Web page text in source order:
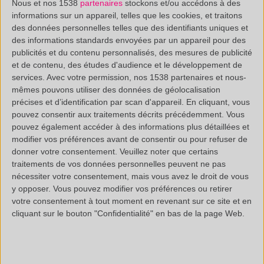
Nous et nos 1538 partenaires stockons et/ou accédons à des
informations sur un appareil, telles que les cookies, et traitons
des données personnelles telles que des identifiants uniques et
des informations standards envoyées par un appareil pour des
publicités et du contenu personnalisés, des mesures de publicité
et de contenu, des études d'audience et le développement de
services. Avec votre permission, nos 1538 partenaires et nous-
mêmes pouvons utiliser des données de géolocalisation
précises et d’identification par scan d'appareil. En cliquant, vous
pouvez consentir aux traitements décrits précédemment. Vous
pouvez également accéder à des informations plus détaillées et
modifier vos préférences avant de consentir ou pour refuser de
donner votre consentement. Veuillez noter que certains
traitements de vos données personnelles peuvent ne pas
nécessiter votre consentement, mais vous avez le droit de vous
y opposer. Vous pouvez modifier vos préférences ou retirer
votre consentement à tout moment en revenant sur ce site et en
cliquant sur le bouton "Confidentialité" en bas de la page Web.
vous donne rendez-vous
très vite pour de
nouveaux projets👨🔬👩
🔬.
✔ 2021 nous réserve
déjà son lot de
nouveautés, avec un
déménagementqui
permettra aux équipes
d’évoluer dans des
espaces plus adaptés.